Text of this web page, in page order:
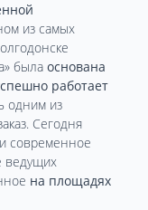
из самых
была основана
работает
одним из
Сегодня
современное
ведущих
на площадях